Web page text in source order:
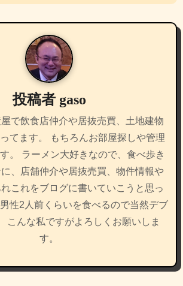
投稿者 gaso
で飲食店仲介や居抜売買、土地建物
てます。 もちろんお部屋探しや管理
。 ラーメン大好きなので、食べ歩き
、店舗仲介や居抜売買、物件情報や
これをブログに書いていこうと思っ
性2人前くらいを食べるので当然デブ
こんな私ですがよろしくお願いしま
す。